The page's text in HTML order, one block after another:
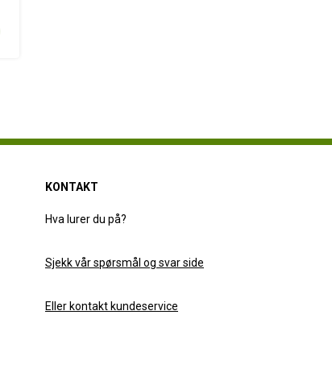
KONTAKT
Hva lurer du på?
Sjekk vår spørsmål og svar side
Eller kontakt kundeservice